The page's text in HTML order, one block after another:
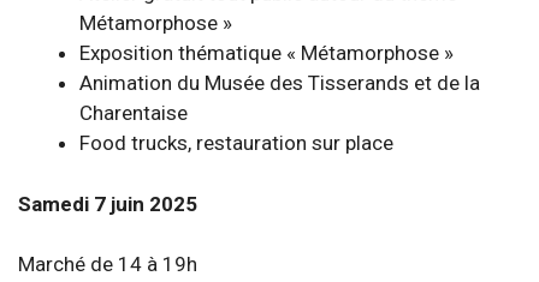
Métamorphose »
Exposition thématique « Métamorphose »
Animation du Musée des Tisserands et de la
Charentaise
Food trucks, restauration sur place
Samedi 7 juin 2025
Marché de 14 à 19h